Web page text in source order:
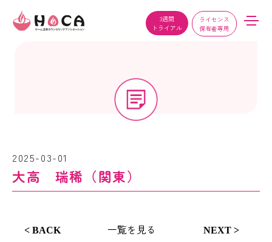
3週間
トライアル
ライセンス
保有者専用
2025-03-01
大高 瑞稀（関東）
< BACK 一覧を見る NEXT >